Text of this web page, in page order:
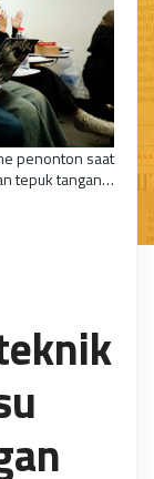
penonton saat
tepuk tangan…